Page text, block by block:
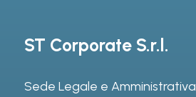
ST Corporate S.r.l.
Sede Legale e Amministrativa